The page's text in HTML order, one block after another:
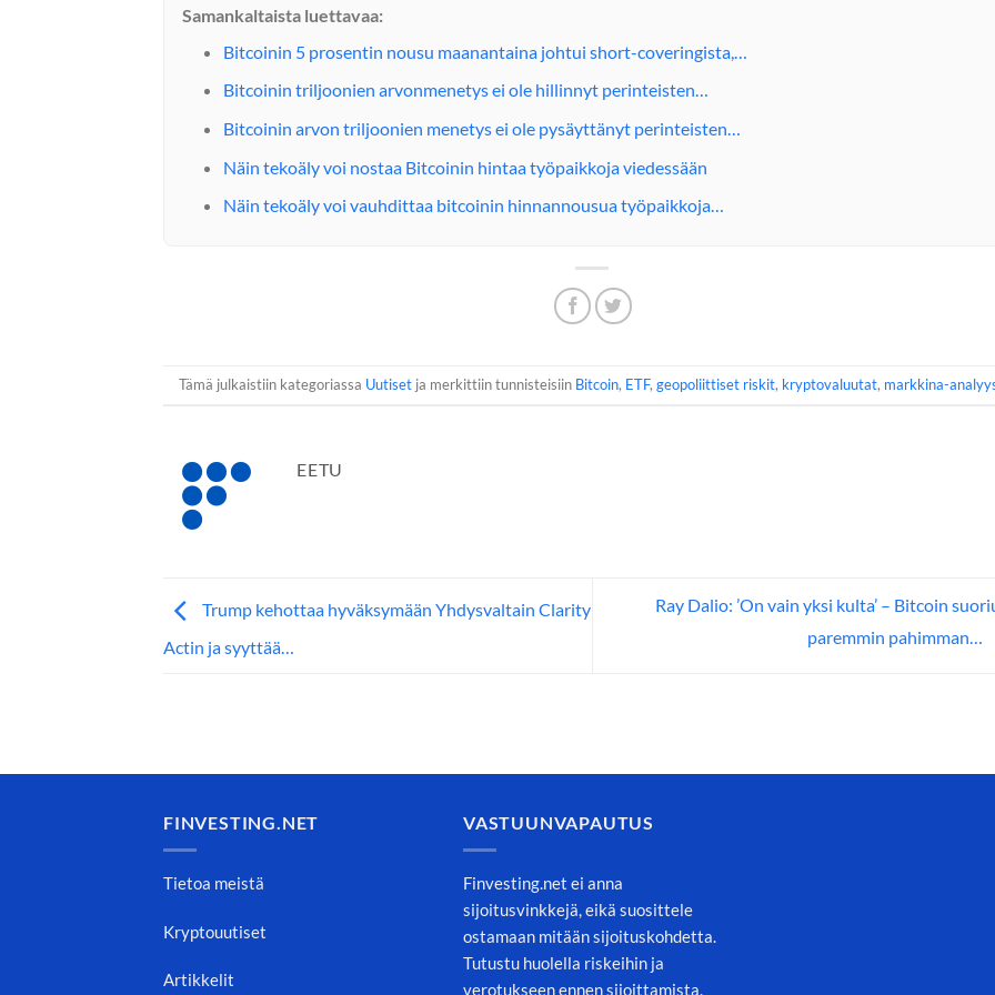
Samankaltaista luettavaa:
Bitcoinin 5 prosentin nousu maanantaina johtui short-coveringista,…
Bitcoinin triljoonien arvonmenetys ei ole hillinnyt perinteisten…
Bitcoinin arvon triljoonien menetys ei ole pysäyttänyt perinteisten…
Näin tekoäly voi nostaa Bitcoinin hintaa työpaikkoja viedessään
Näin tekoäly voi vauhdittaa bitcoinin hinnannousua työpaikkoja…
Tämä julkaistiin kategoriassa Uutiset ja merkittiin tunnisteisiin Bitcoin, ETF,geopoliittiset riskit, kryptovaluutat, markkina-
EETU
Trump kehottaa hyväksymään Yhdysvaltain Clarity
Actin ja syyttää…
Ray Dalio: ’On vain yksi kulta’ – Bitcoin
paremmin pahimman…
FINVESTING.NET
Tietoa meistä
Kryptouutiset
Artikkelit
VASTUUNVAPAUTUS
Finvesting.net ei anna
sijoitusvinkkejä, eikä suosittele
ostamaan mitään sijoituskohdetta.
Tutustu huolella riskeihin ja
verotukseen ennen sijoittamista.